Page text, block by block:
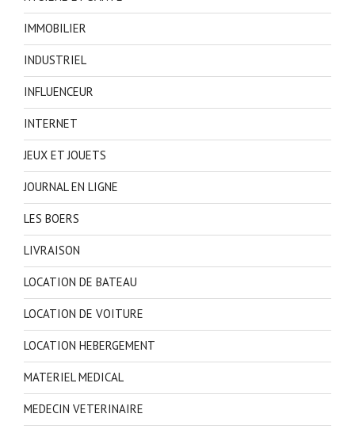
IMMOBILIER
INDUSTRIEL
INFLUENCEUR
INTERNET
JEUX ET JOUETS
JOURNAL EN LIGNE
LES BOERS
LIVRAISON
LOCATION DE BATEAU
LOCATION DE VOITURE
LOCATION HEBERGEMENT
MATERIEL MEDICAL
MEDECIN VETERINAIRE